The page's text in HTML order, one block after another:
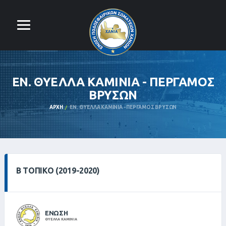
ΕΝ. ΘΥΕΛΛΑ ΚΑΜΙΝΙΑ - ΠΕΡΓΑΜΟΣ
ΒΡΥΣΩΝ
ΑΡΧΉ ΕΝ. ΘΥΕΛΛΑ ΚΑΜΙΝΙΑ - ΠΕΡΓΑΜΟΣ ΒΡΥΣΩΝ
Β ΤΟΠΙΚΌ (2019-2020)
ΕΝΩΣΗ
ΘΥΕΛΛΑ ΚΑΜΙΝΙΑ